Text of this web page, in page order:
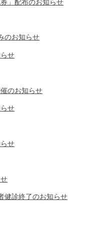
」配布のお知らせ
のお知らせ
せ
のお知らせ
せ
せ
健診終了のお知らせ